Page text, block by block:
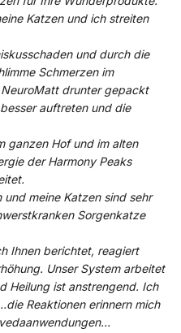
Katzen und ich streiten
und durch die
Schmerzen im
drunter gepackt
auftreten und die
ganzen Hof und im alten
der Harmony Peaks
und meine Katzen sind sehr
Sorgenkatze
Ihnen berichtet, reagiert
Unser System arbeitet
Heilung ist anstrengend. Ich
Reaktionen erinnern mich